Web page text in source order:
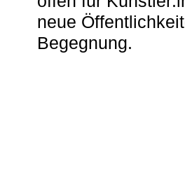
neue
Begegnung.